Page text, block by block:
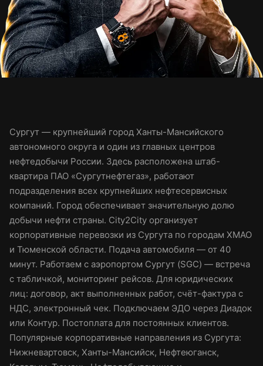
Сургут — крупнейший город Ханты-Мансийского
автономного округа и один из главных центров
нефтедобычи России. Здесь расположена штаб-
квартира ПАО «Сургутнефтегаз», работают
подразделения всех крупнейших нефтесервисных
компаний. Город обеспечивает значительную долю
добычи нефти страны. City2City организует
корпоративные перевозки из Сургута по городам ХМАО
и Тюменской области. Подача автомобиля — от 40
минут. Работаем с аэропортом Сургут (SGC) — встреча
с табличкой, мониторинг рейсов. Для юридических
лиц: договор, акт выполненных работ, счёт-фактура с
НДС, электронный чек. Подключаем ЭДО через Диадок
или Контур. Постоплата для постоянных клиентов.
Популярные корпоративные направления из Сургута:
Нижневартовск, Ханты-Мансийск, Нефтеюганск,